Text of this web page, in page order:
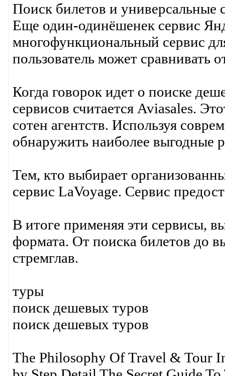
Поиск билетов и универсальные
Еще один-одинёшенек сервис
многофункциональный сервис
пользователь может сравнивать
Когда говорок идет о поиске
сервисов считается Aviasales.
сотен агентств. Используя
обнаружить наиболее выгодные
Тем, кто выбирает
сервис LaVoyage. Сервис
В итоге применяя эти сервисы,
формата. От поиска билетов до
стремглав.
туры
поиск дешевых туров
поиск дешевых туров
The Philosophy Of Travel & Tour